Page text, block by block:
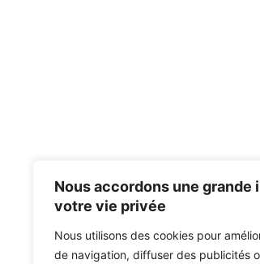
Nous accordons une grande
votre vie privée
Nous utilisons des cookies pour
de navigation, diffuser des publicités